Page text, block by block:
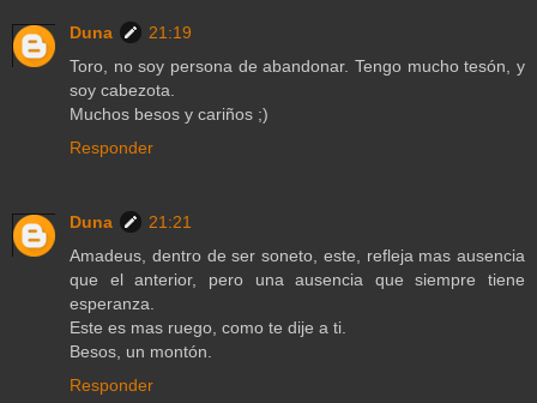
Duna
21:19
Toro, no soy persona de abandonar. Tengo mucho tesón, y
soy cabezota.
Muchos besos y cariños ;)
Responder
Duna
21:21
Amadeus, dentro de ser soneto, este, refleja mas ausencia
que el anterior, pero una ausencia que siempre tiene
esperanza.
Este es mas ruego, como te dije a ti.
Besos, un montón.
Responder